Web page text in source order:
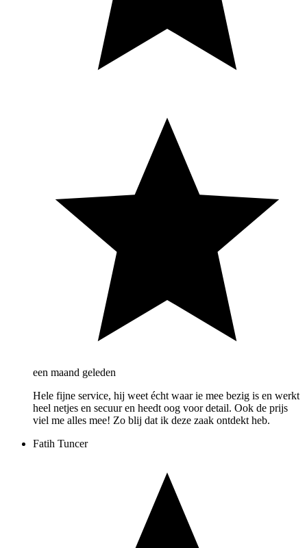
een maand geleden
Hele fijne service, hij weet écht waar ie mee bezig is en werkt
heel netjes en secuur en heedt oog voor detail. Ook de prijs
viel me alles mee! Zo blij dat ik deze zaak ontdekt heb.
Fatih Tuncer